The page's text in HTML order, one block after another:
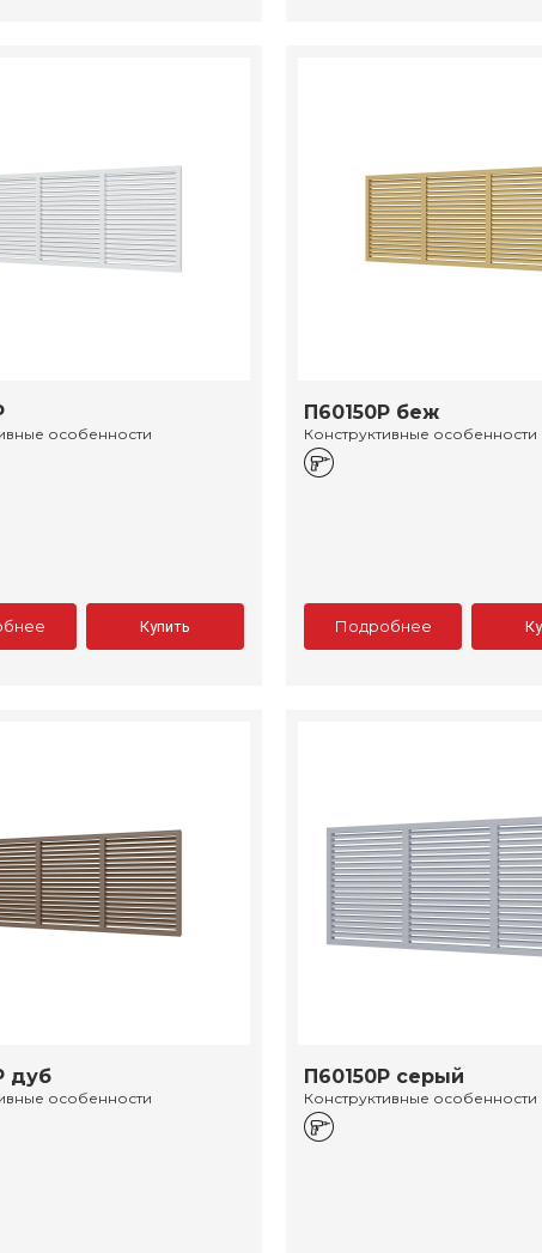
особенности
Купить
П60150Р беж
Конструктивные особенности
Подробнее
дуб
особенности
П60150Р серый
Конструктивные особенности